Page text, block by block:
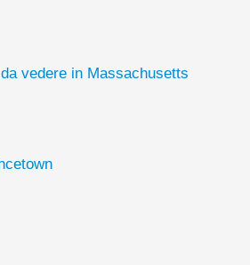
vedere in Massachusetts